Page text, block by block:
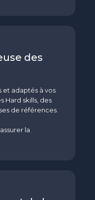
des
et adaptés à vos
Hard skills, des
de références.
la